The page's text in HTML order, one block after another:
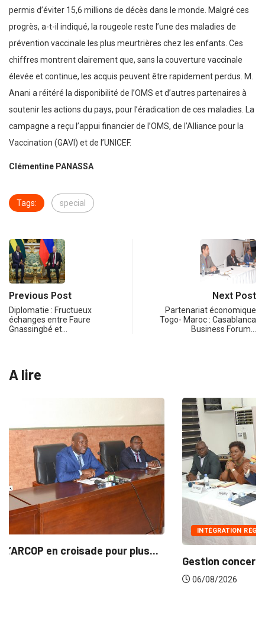
permis d’éviter 15,6 millions de décès dans le monde. Malgré ces
progrès, a-t-il indiqué, la rougeole reste l’une des maladies de
prévention vaccinale les plus meurtrières chez les enfants. Ces
chiffres montrent clairement que, sans la couverture vaccinale
élevée et continue, les acquis peuvent être rapidement perdus. M.
Anani a réitéré la disponibilité de l’OMS et d’autres partenaires à
soutenir les actions du pays, pour l’éradication de ces maladies. La
campagne a reçu l’appui financier de l’OMS, de l’Alliance pour la
Vaccination (GAVI) et de l’UNICEF.
Clémentine PANASSA
Tags: special
Previous Post
Diplomatie : Fructueux
échanges entre Faure
Gnassingbé et…
Next Post
Partenariat économique
Togo- Maroc : Casablanca
Business Forum…
A lire
INTÉGRATION RÉGIONALE
Gestion concertée et durable du Bassin du...